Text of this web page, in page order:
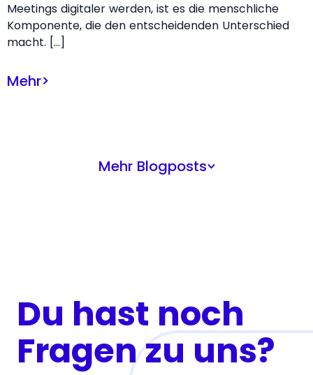
Meetings digitaler werden, ist es die menschliche
Komponente, die den entscheidenden Unterschied
macht. […]
Mehr>
Mehr Blogposts>
Du hast noch
Fragen zu uns?